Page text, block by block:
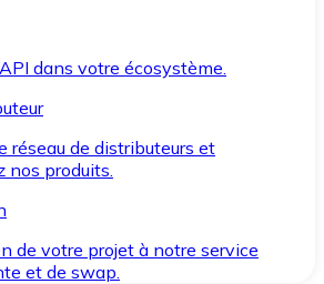
dans votre écosystème.
réseau de distributeurs et
nos produits.
de votre projet à notre service
et de swap.